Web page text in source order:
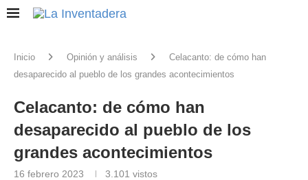
Inicio Opinión y análisis
Celacanto: de cómo han
desaparecido al pueblo de los grandes acontecimientos
Celacanto: de cómo han
desaparecido al pueblo de los
grandes acontecimientos
16 febrero 2023 3.101 vistos